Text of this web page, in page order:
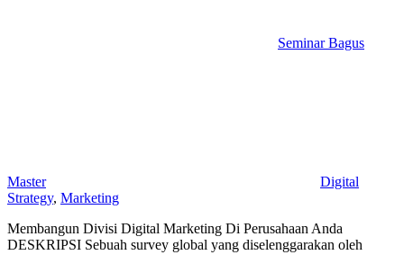
Seminar Bagus
Master
Digital
Strategy, Marketing
Membangun Divisi Digital Marketing Di Perusahaan Anda
DESKRIPSI Sebuah survey global yang diselenggarakan oleh